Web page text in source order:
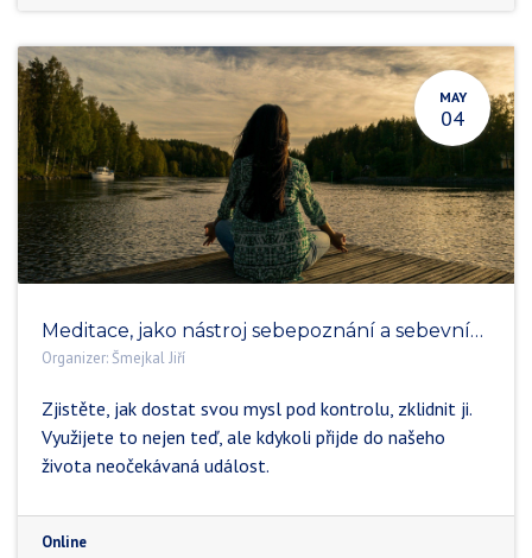
MAY
04
Meditace, jako nástroj sebepoznání a sebevnímání v osobním a pracovním životě (kopie)
Organizer: Šmejkal Jiří
Zjistěte, jak dostat svou mysl pod kontrolu, zklidnit ji.
Využijete to nejen teď, ale kdykoli přijde do našeho
života neočekávaná událost.
Online